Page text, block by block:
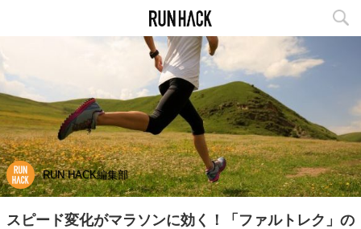
RUN HACK編集部
スピード変化がマラソンに効く！「ファルトレク」の